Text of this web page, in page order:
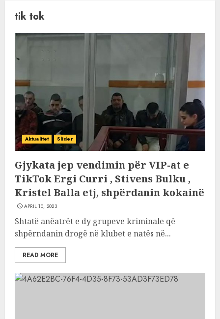
tik tok
Aktualitet Slider
Gjykata jep vendimin për VIP-at e
TikTok Ergi Curri , Stivens Bulku ,
Kristel Balla etj, shpërdanin kokainë
APRIL 10, 2023
Shtatë anëatrët e dy grupeve kriminale që
shpërndanin drogë në klubet e natës në...
READ MORE